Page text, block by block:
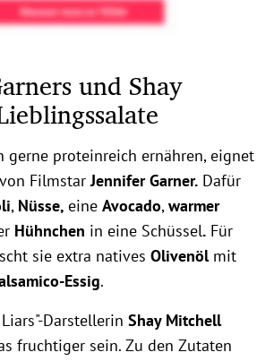
und Shay
gerne proteinreich ernähren, eignet
FilmstarJennifer Garner. Dafür
, Nüsse, eine Avocado,warmer
Hühnchen in eine Schüssel. Für
sie extra natives Olivenöl mit
Essig.
Darstellerin Shay Mitchell
fruchtiger sein. Zu den Zutaten